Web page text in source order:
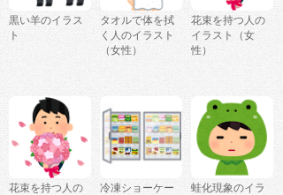
黒い羊のイラス
ト
タオルで体を拭
く人のイラスト
（女性）
花束を持つ人の
イラスト（女
性）
花束を持つ人の
冷凍ショーケー
蛙化現象のイラ